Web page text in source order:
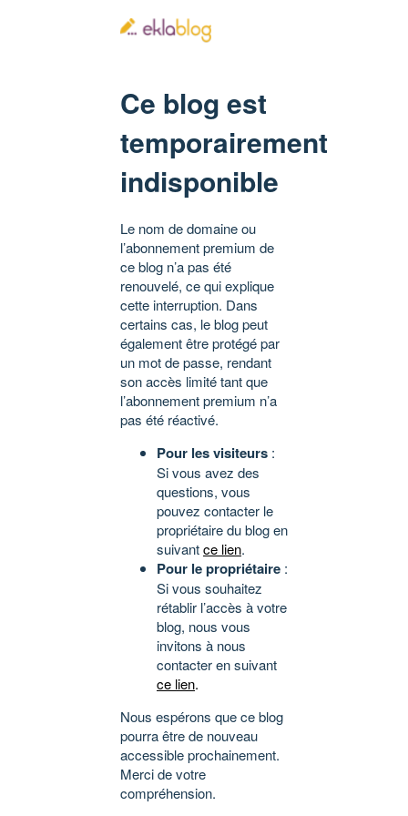
Ce blog est
temporairement
indisponible
Le nom de domaine ou
l’abonnement premium de
ce blog n’a pas été
renouvelé, ce qui explique
cette interruption. Dans
certains cas, le blog peut
également être protégé par
un mot de passe, rendant
son accès limité tant que
l’abonnement premium n’a
pas été réactivé.
Pour les visiteurs :
Si vous avez des
questions, vous
pouvez contacter le
propriétaire du blog en
suivantce lien.
Pour le propriétaire :
Si vous souhaitez
rétablir l’accès à votre
blog, nous vous
invitons à nous
contacter en suivant
ce lien.
Nous espérons que ce blog
pourra être de nouveau
accessible prochainement.
Merci de votre
compréhension.